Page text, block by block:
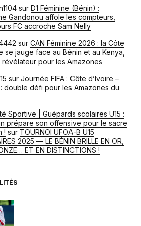
sur D1 Féminine (Bénin) :
Gandonou affole les compteurs,
FC accroche Sam Nelly
sur CAN Féminine 2026 : la Côte
se jauge face au Bénin et au Kenya,
révélateur pour les Amazones
sur Journée FIFA : Côte d’Ivoire –
double défi pour les Amazones du
Sportive | Guépards scolaires U15 :
prépare son offensive pour le sacre
! sur TOURNOI UFOA-B U15
2025 — LE BÉNIN BRILLE EN OR,
ET EN DISTINCTIONS !